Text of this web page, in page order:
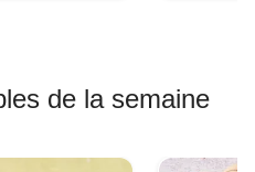
de la semaine